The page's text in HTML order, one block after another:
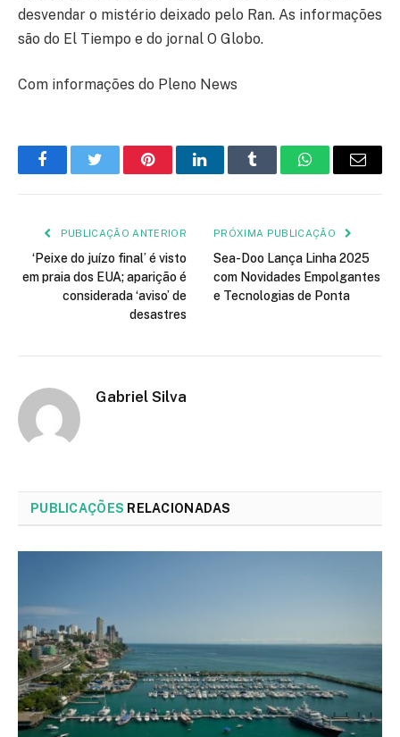
desvendar o mistério deixado pelo Ran. As informações
são do El Tiempo e do jornal O Globo.
Com informações do Pleno News
FacebookTwitter PinterestLinkedInTumblr WhatsApp
E-
PUBLICAÇÃO ANTERIOR
‘Peixe do juízo final’ é visto
em praia dos EUA; aparição é
considerada ‘aviso’ de
desastres
PRÓXIMA PUBLICAÇÃO
Sea-Doo Lança Linha 2025
com Novidades Empolgantes
e Tecnologias de Ponta
Gabriel Silva
PUBLICAÇÕES RELACIONADAS